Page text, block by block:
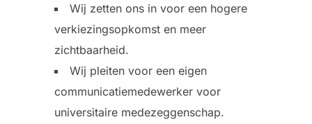
Wij zetten ons in voor een hogere
verkiezingsopkomst en meer
zichtbaarheid.
Wij pleiten voor een eigen
communicatiemedewerker voor
universitaire medezeggenschap.